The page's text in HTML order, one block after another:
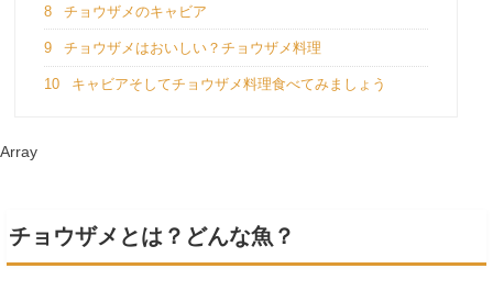
8 チョウザメのキャビア
9 チョウザメはおいしい？チョウザメ料理
10 キャビアそしてチョウザメ料理食べてみましょう
Array
チョウザメとは？どんな魚？